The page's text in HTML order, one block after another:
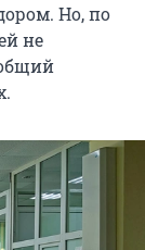
Но, по
не